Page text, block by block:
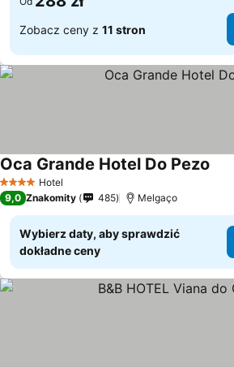
Zobacz ceny z 11 stron
4 KategoriaHotel
Oca Grande Hotel Do Pezo
9,0 Znakomity 485 Melgaço
Wybierz daty, aby sprawdzić
dokładne ceny